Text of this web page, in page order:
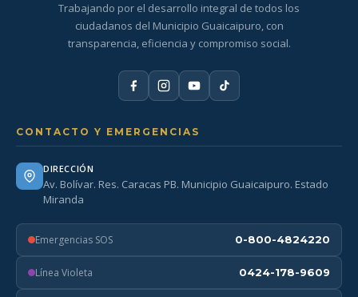
Trabajando por el desarrollo integral de todos los
ciudadanos del Municipio Guaicaipuro, con
transparencia, eficiencia y compromiso social.
CONTACTO Y EMERGENCIAS
DIRECCIÓN
Av. Bolívar. Res. Caracas PB. Municipio Guaicaipuro. Estado
Miranda
Emergencias SOS 0-800-4824220
Línea Violeta 0424-178-9609